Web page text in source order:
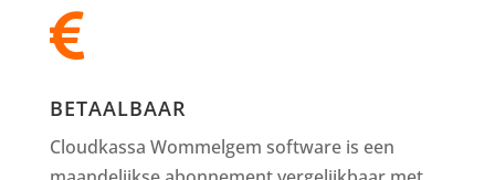

BETAALBAAR
Cloudkassa Wommelgem software is een